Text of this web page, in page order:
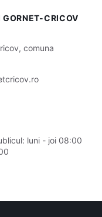
CRICOV
comuna
luni - joi 08:00